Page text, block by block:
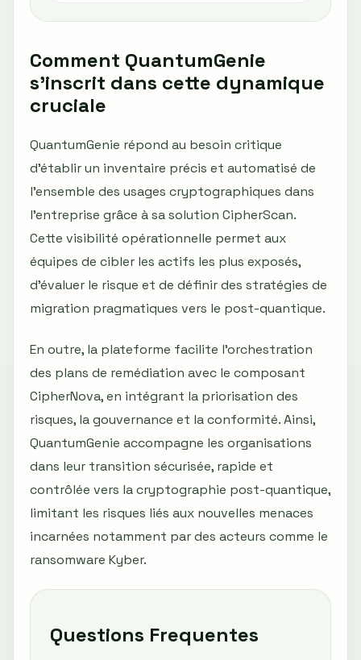
Comment QuantumGenie
s'inscrit dans cette dynamique
cruciale
QuantumGenie répond au besoin critique
d'établir un inventaire précis et automatisé de
l'ensemble des usages cryptographiques dans
l'entreprise grâce à sa solution CipherScan.
Cette visibilité opérationnelle permet aux
équipes de cibler les actifs les plus exposés,
d'évaluer le risque et de définir des stratégies de
migration pragmatiques vers le post-quantique.
En outre, la plateforme facilite l'orchestration
des plans de remédiation avec le composant
CipherNova, en intégrant la priorisation des
risques, la gouvernance et la conformité. Ainsi,
QuantumGenie accompagne les organisations
dans leur transition sécurisée, rapide et
contrôlée vers la cryptographie post-quantique,
limitant les risques liés aux nouvelles menaces
incarnées notamment par des acteurs comme le
ransomware Kyber.
Questions Frequentes